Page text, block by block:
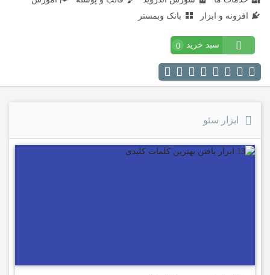
افزونه و ابزار
بانک وبمستر
سبد خرید 0
ابزار سئو